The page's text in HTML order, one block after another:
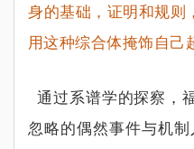
身的基础，证明和规则
用这种综合体掩饰自己
通过系谱学的探察，
忽略的偶然事件与机